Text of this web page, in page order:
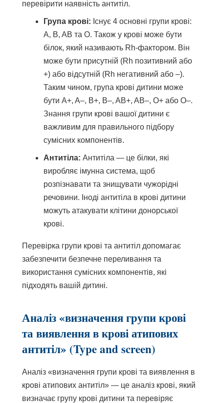
перевірити наявність антитіл.
Група крові: Існує 4 основні групи крові:
A, B, AB та O. Також у крові може бути
білок, який називають Rh-фактором. Він
може бути присутній (Rh позитивний або
+) або відсутній (Rh негативний або –).
Таким чином, група крові дитини може
бути A+, A–, B+, B–, AB+, AB–, O+ або O–.
Знання групи крові вашої дитини є
важливим для правильного підбору
сумісних компонентів.
Антитіла: Антитіла — це білки, які
виробляє імунна система, щоб
розпізнавати та знищувати чужорідні
речовини. Іноді антитіла в крові дитини
можуть атакувати клітини донорської
крові.
Перевірка групи крові та антитіл допомагає
забезпечити безпечне переливання та
використання сумісних компонентів, які
підходять вашій дитині.
Аналіз «визначення групи крові
та виявлення в крові атипових
антитіл» (Type and screen)
Аналіз «визначення групи крові та виявлення в
крові атипових антитіл» — це аналіз крові, який
визначає групу крові дитини та перевіряє